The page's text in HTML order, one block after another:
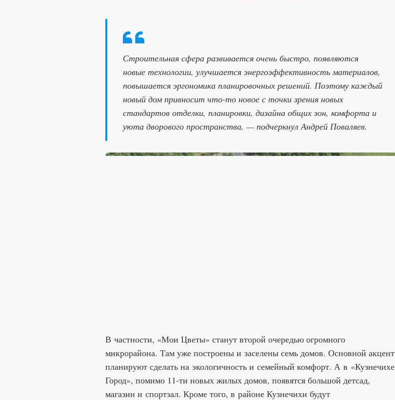
Строительная сфера развивается очень быстро, появляются
новые технологии, улучшается энергоэффективность материалов,
повышается эргономика планировочных решений. Поэтому каждый
новый дом привносит что-то новое с точки зрения новых
стандартов отделки, планировки, дизайна общих зон, комфорта и
уюта дворового пространства, — подчеркнул Андрей Поваляев.
В частности, «Мои Цветы» станут второй очередью огромного
микрорайона. Там уже построены и заселены семь домов. Основной акцент
планируют сделать на экологичность и семейный комфорт. А в «Кузнечихе
Город», помимо 11-ти новых жилых домов, появятся большой детсад,
магазин и спортзал. Кроме того, в районе Кузнечихи будут